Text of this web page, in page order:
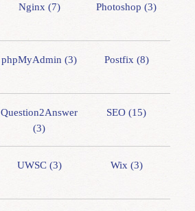
Nginx (7) Photoshop (3)
phpMyAdmin (3) Postfix (8)
Question2Answer
(3)
SEO (15)
UWSC (3) Wix (3)